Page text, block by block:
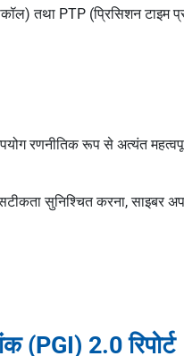
तथा PTP (प्रिसिशन टाइम
रणनीतिक रूप से अत्यंत
सटीकता सुनिश्चित करना, साइबर
(PGI) 2.0 रिपोर्ट